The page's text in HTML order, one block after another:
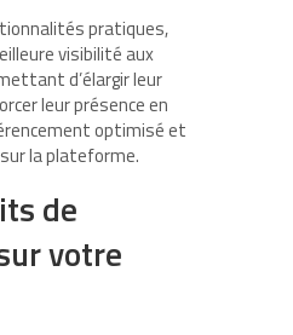
pratiques,
visibilité aux
d’élargir leur
leur présence en
optimisé et
la plateforme.
de
votre